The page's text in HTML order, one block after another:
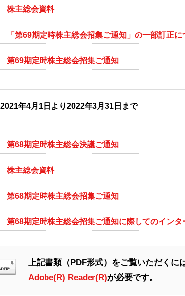
株主総会資料
「第69期定時株主総会招集ご通知」の一部訂正に
第69期定時株主総会招集ご通知
2021年4月1日より2022年3月31日まで
第68期定時株主総会決議ご通知
株主総会資料
第68期定時株主総会招集ご通知
第68期定時株主総会招集ご通知に際してのインタ
上記書類（PDF形式）をご覧いただく
Adobe(R) Reader(R)が必要です。